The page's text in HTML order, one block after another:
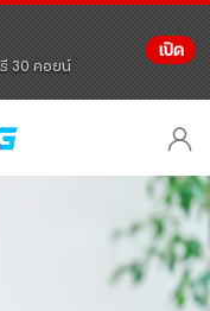
30 คอยน์
เปิด